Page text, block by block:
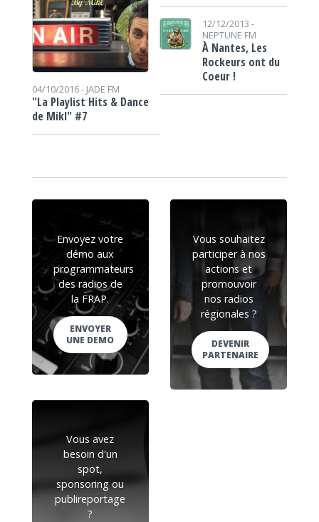
04/10/2016 - JADE FM
"La Playlist Hits & Dance
de Mikl" #7
12/12/2013 -
NEPTUNE FM
À Nantes, Les
Rockeurs ont du
Coeur !
Envoyez votre
démo aux
programmateurs
des radios de
la FRAP.
ENVOYER
UNE DEMO
Vous souhaitez
participer à nos
actions et
promouvoir
nos radios
régionales ?
DEVENIR
PARTENAIRE
Vous avez
besoin d'un
spot,
sponsoring ou
publireportage
?